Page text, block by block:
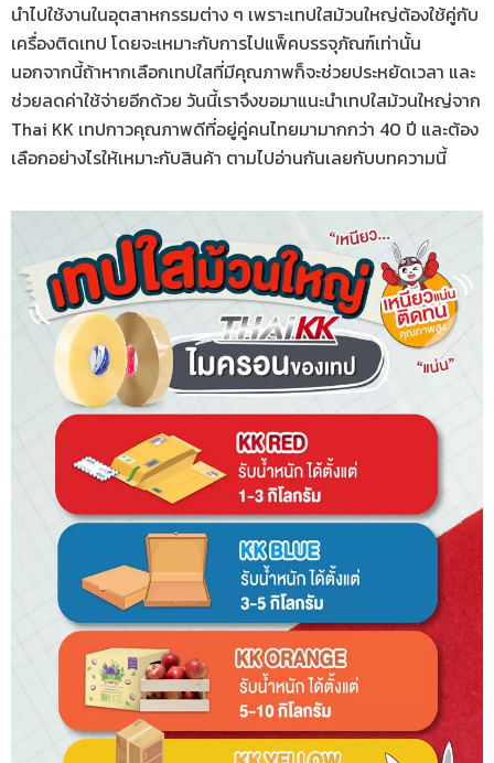
นำไปใช้งานในอุตสาหกรรมต่าง ๆ เพราะเทปใสม้วนใหญ่ต้องใช้คู่กับ
เครื่องติดเทป โดยจะเหมาะกับการไปแพ็คบรรจุภัณฑ์เท่านั้น
นอกจากนี้ถ้าหากเลือกเทปใสที่มีคุณภาพก็จะช่วยประหยัดเวลา และ
ช่วยลดค่าใช้จ่ายอีกด้วย วันนี้เราจึงขอมาแนะนำเทปใสม้วนใหญ่จาก
Thai KK เทปกาวคุณภาพดีที่อยู่คู่คนไทยมามากกว่า 40 ปี และต้อง
เลือกอย่างไรให้เหมาะกับสินค้า ตามไปอ่านกันเลยกับบทความนี้